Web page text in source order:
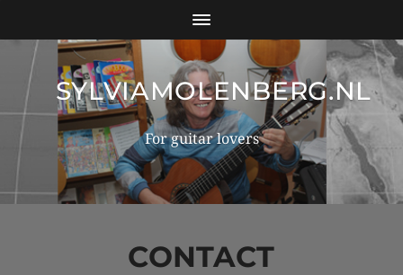
SYLVIAMOLENBERG.NL
For guitar lovers
CONTACT